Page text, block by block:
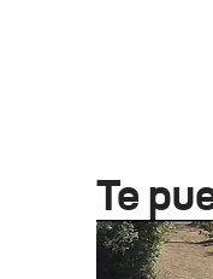
Te